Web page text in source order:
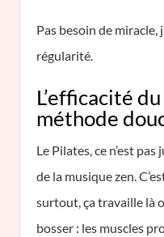
Pas besoin de
régularité.
L’efficacité
méthode
Le Pilates, ce n’est
de la musique zen.
surtout, ça travaille là
bosser : les muscles